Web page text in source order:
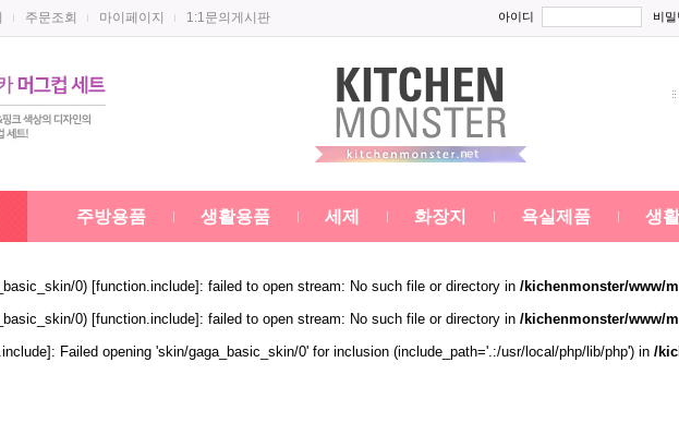
주문조회 마이페이지 1:1문의게시판 아이디 비밀
주방용품 생활용품 세제 화장지 욕실제품 생
0) [function.include]: failed to open stream: No such file or directory in /kichenmonster/www/
0) [function.include]: failed to open stream: No such file or directory in /kichenmonster/www/
]: Failed opening 'skin/gaga_basic_skin/0' for inclusion (include_path='.:/usr/local/php/lib/php') in /